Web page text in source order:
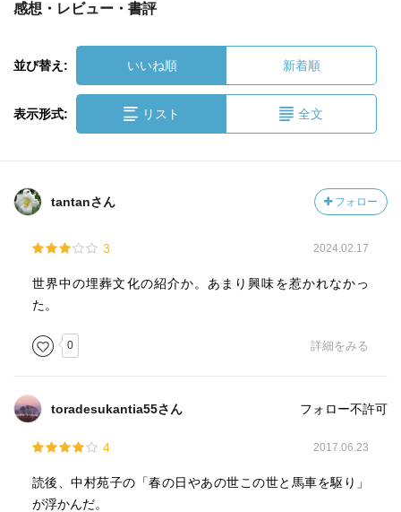
感想・レビュー・書評
並び替え: いいね順 新着順
表示形式: リスト 全文
tantanさん フォロー
3 2024.02.17
世界中の埋葬文化の紹介か。あまり興味を惹かれなかっ
た。
0 詳細をみる
toradesukantia55さん フォロー不許可
4 2017.06.23
読後、中村苑子の「春の日やあの世この世と馬車を駆り」
が浮かんだ。